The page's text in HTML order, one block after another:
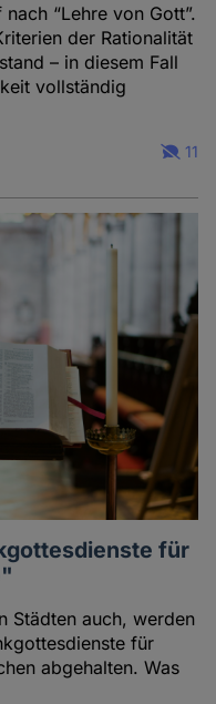
“Lehre von Gott”.
der Rationalität
– in diesem Fall
vollständig
11
für
Städten auch, werden
für
abgehalten. Was